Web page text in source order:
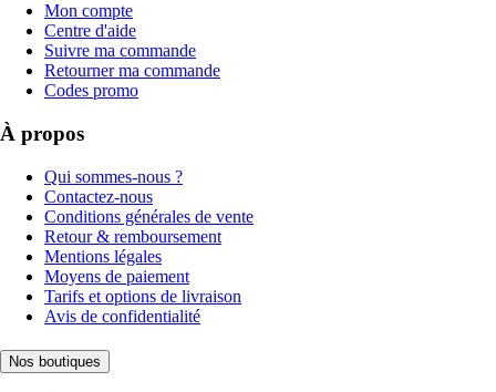
Mon compte
Centre d'aide
Suivre ma commande
Retourner ma commande
Codes promo
À propos
Qui sommes-nous ?
Contactez-nous
Conditions générales de vente
Retour & remboursement
Mentions légales
Moyens de paiement
Tarifs et options de livraison
Avis de confidentialité
Nos boutiques